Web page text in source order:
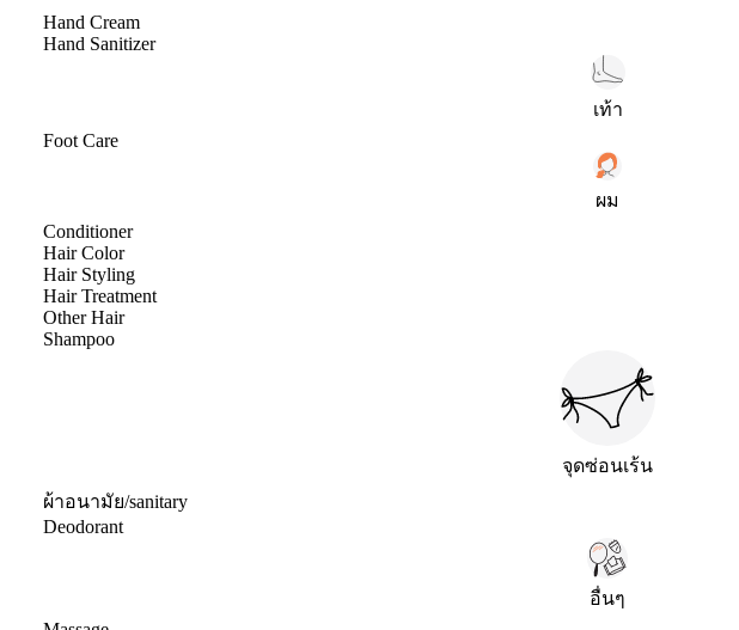
Hand Cream
Hand Sanitizer
เท้า
Foot Care
ผม
Conditioner
Hair Color
Hair Styling
Hair Treatment
Other Hair
Shampoo
จุดซ่อนเร้น
ผ้าอนามัย/sanitary
Deodorant
อื่นๆ